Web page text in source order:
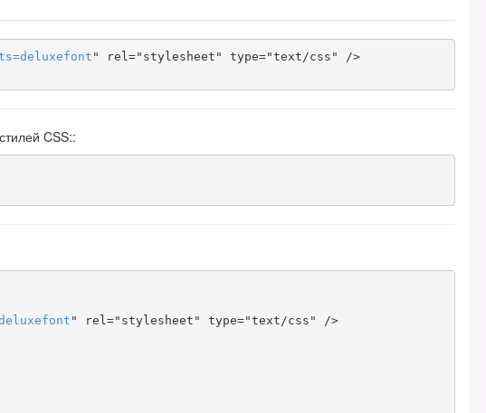
=deluxefont " rel="stylesheet" type="text/css" />
CSS::
" rel="stylesheet" type="text/css" />